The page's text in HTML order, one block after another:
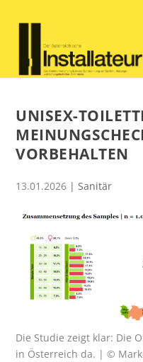
UNISEX-
VORBEHALTEN
13.01.2026 |Sanitär
Die Studie zeigt klar: Die
in Österreich da. | ©